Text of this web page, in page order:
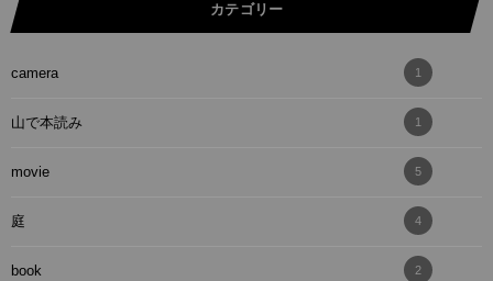
カテゴリー
camera 1
山で本読み 1
movie 5
庭 4
book 2